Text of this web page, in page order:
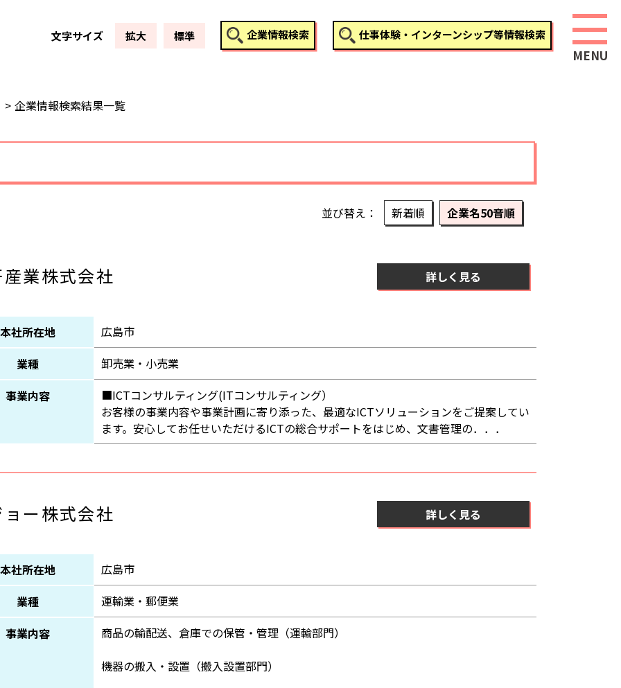
文字サイズ 拡大 標準 企業情報検索 仕事体験・インターンシップ等情報検索
企業情報検索結果一覧
並び替え 新着順 企業名50音順
業株式会社 詳しく見る
本社所在地
広島市
業種
卸売業・小売業
事業内容
■ICTコンサルティング(ITコンサルティング）
お客様の事業内容や事業計画に寄り添った、最適なICTソリューションをご提案してい
ます。安心してお任せいただけるICTの総合サポートをはじめ、文書管理の．．．
ー株式会社 詳しく見る
本社所在地
広島市
業種
運輸業・郵便業
事業内容
商品の輸配送、倉庫での保管・管理（運輸部門）
機器の搬入・設置（搬入設置部門）